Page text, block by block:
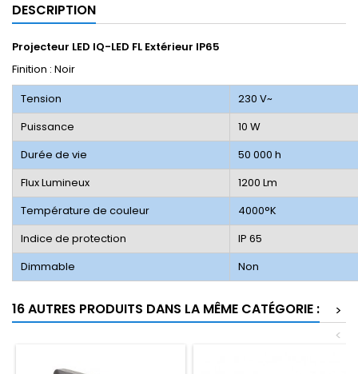
DESCRIPTION
Projecteur LED IQ-LED FL Extérieur IP65
Finition : Noir
Tension
230 V~
Puissance
10 W
Durée de vie
50 000 h
Flux Lumineux
1200 Lm
Température de couleur
4000°K
Indice de protection
IP 65
Dimmable
Non
16 AUTRES PRODUITS DANS LA MÊME CATÉGORIE :
>
<